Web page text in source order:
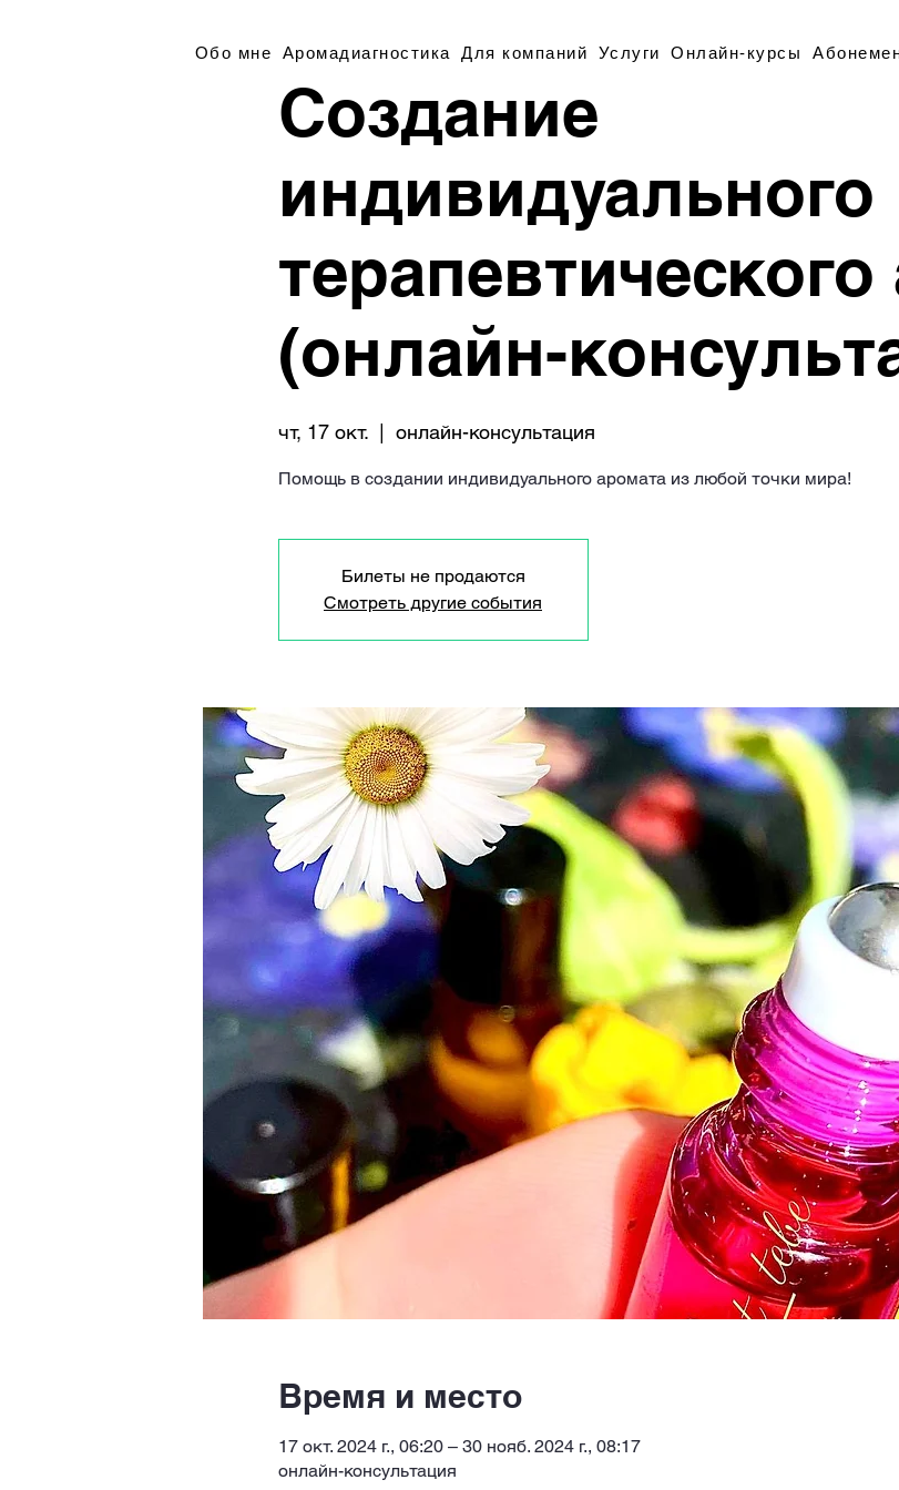
Создание
индивидуального
(онлайн-
чт, 17 окт.
  |
онлайн-консультация
Билеты не продаются
Смотреть другие события
Время и место
17 окт. 2024 г., 06:20 – 30 нояб. 2024 г., 08:17
онлайн-консультация
Обо мне Аромадиагностика Для компаний Услуги Онлайн-курсы